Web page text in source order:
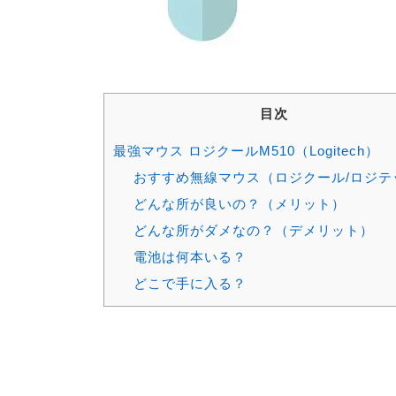
目次
最強マウス ロジクールM510（Logitech）
おすすめ無線マウス（ロジクール/ロジテ
どんな所が良いの？（メリット）
どんな所がダメなの？（デメリット）
電池は何本いる？
どこで手に入る？